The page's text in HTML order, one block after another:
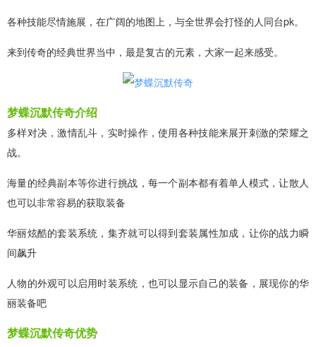
各种技能尽情施展，在广阔的地图上，与全世界会打怪的人同台pk。
来到传奇的经典世界当中，最是复古的元素，大家一起来感受。
梦蝶沉默传奇介绍
多样对决，激情乱斗，实时操作，使用各种技能来展开刺激的荣耀之
战。
海量的经典副本等你进行挑战，每一个副本都有着单人模式，让散人
也可以非常容易的获取装备
华丽炫酷的套装系统，集齐就可以得到套装属性加成，让你的战力瞬
间飙升
人物的外观可以启用时装系统，也可以显示自己的装备，展现你的华
丽装备吧
梦蝶沉默传奇优势